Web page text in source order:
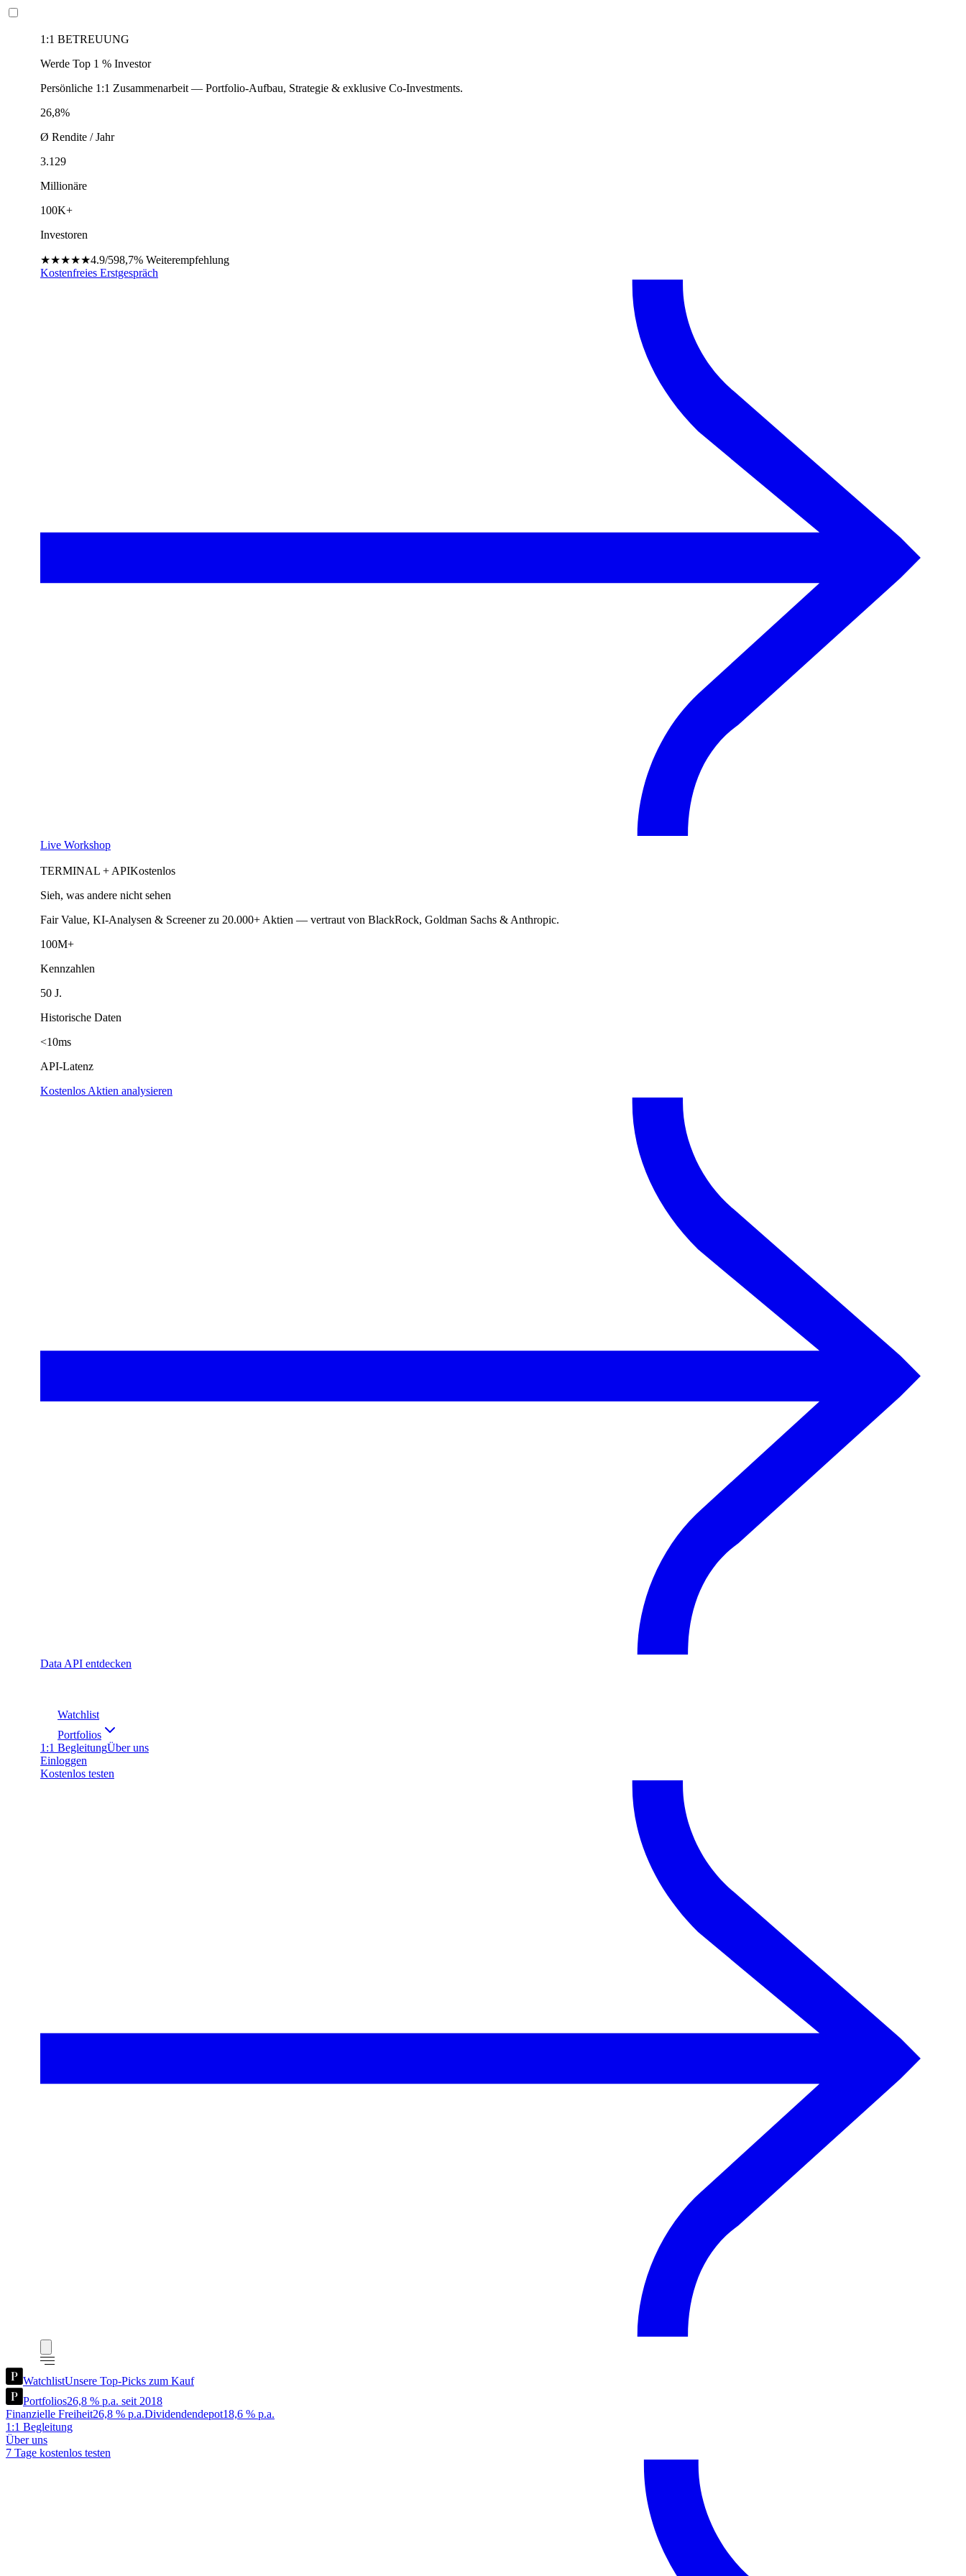
1:1 BETREUUNG
Werde Top 1 % Investor
Persönliche 1:1 Zusammenarbeit — Portfolio-Aufbau, Strategie & exklusive Co-Investments.
26,8%
Ø Rendite / Jahr
3.129
Millionäre
100K+
Investoren
★★★★★4.9/598,7% Weiterempfehlung
Kostenfreies Erstgespräch
Live Workshop
TERMINAL + APIKostenlos
Sieh, was andere nicht sehen
Fair Value, KI-Analysen & Screener zu 20.000+ Aktien — vertraut von BlackRock, Goldman Sachs & Anthropic.
100M+
Kennzahlen
50 J.
Historische Daten
<10ms
API-Latenz
Kostenlos Aktien analysieren
Data API entdecken
Watchlist
Portfolios
1:1 BegleitungÜber uns
Einloggen
Kostenlos testen
WatchlistUnsere Top-Picks zum Kauf
Portfolios26,8 % p.a. seit 2018
Finanzielle Freiheit26,8 % p.a.Dividendendepot18,6 % p.a.
1:1 Begleitung
Über uns
7 Tage kostenlos testen